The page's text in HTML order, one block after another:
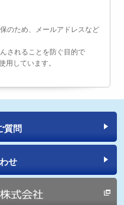
のため、メールアドレスなど
されることを防ぐ目的で
用しています。
質問
せ